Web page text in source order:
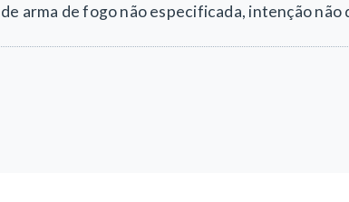
arma de fogo não especificada, intenção